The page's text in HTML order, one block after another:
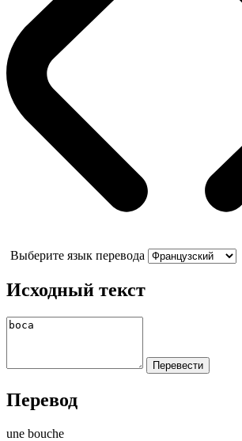
Выберите язык перевода
Исходный текст
Перевод
une bouche